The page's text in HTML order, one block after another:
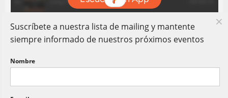
Suscríbete a nuestra lista de mailing y mantente
siempre informado de nuestros próximos eventos
Nombre